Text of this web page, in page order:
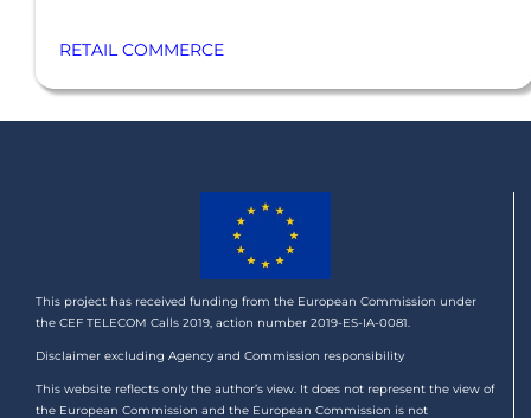
RETAIL COMMERCE
This project has received funding from the European Commission under
the CEF TELECOM Calls 2019, action number 2019-ES-IA-0081.
Disclaimer excluding Agency and Commission responsibility
This website reflects only the author’s view. It does not represent the view of
the European Commission and the European Commission is not